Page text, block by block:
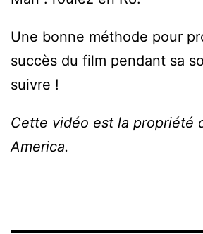
Une bonne méthode pour
succès du film pendant sa
suivre !
Cette vidéo est la propriété
America.